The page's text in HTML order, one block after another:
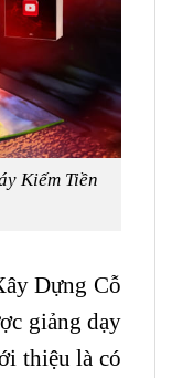
Kiếm Tiền
Dựng Cỗ
giảng dạy
thiệu là có